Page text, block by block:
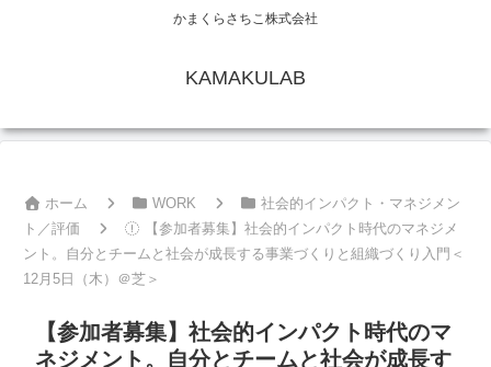
かまくらさちこ株式会社
KAMAKULAB
ホーム WORK
社会的インパクト・マネジメン
ト／評価
【参加者募集】社会的インパクト時代のマネジメ
ント。自分とチームと社会が成長する事業づくりと組織づくり入門＜
12月5日（木）＠芝＞
【参加者募集】社会的インパクト時代のマ
ネジメント。自分とチームと社会が成長す